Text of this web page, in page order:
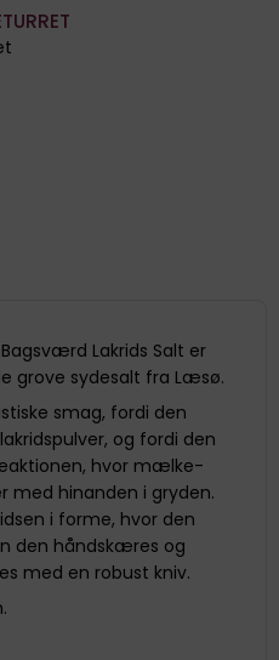
Lakrids Salt er
grove sydesalt fra Læsø.
smag, fordi den
og fordi den
hvor mælke-
med hinanden i gryden.
i forme, hvor den
den håndskæres og
med en robust kniv.